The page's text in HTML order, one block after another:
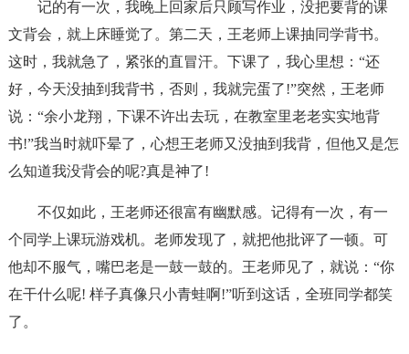
记的有一次，我晚上回家后只顾写作业，没把要背的课
文背会，就上床睡觉了。第二天，王老师上课抽同学背书。
这时，我就急了，紧张的直冒汗。下课了，我心里想：“还
好，今天没抽到我背书，否则，我就完蛋了!”突然，王老师
说：“余小龙翔，下课不许出去玩，在教室里老老实实地背
书!”我当时就吓晕了，心想王老师又没抽到我背，但他又是怎
么知道我没背会的呢?真是神了!
不仅如此，王老师还很富有幽默感。记得有一次，有一
个同学上课玩游戏机。老师发现了，就把他批评了一顿。可
他却不服气，嘴巴老是一鼓一鼓的。王老师见了，就说：“你
在干什么呢! 样子真像只小青蛙啊!”听到这话，全班同学都笑
了。